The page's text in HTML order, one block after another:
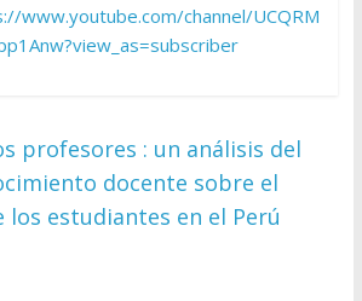
www.youtube.com/channel/UCQRM
profesores : un análisis del
docente sobre el
estudiantes en el Perú